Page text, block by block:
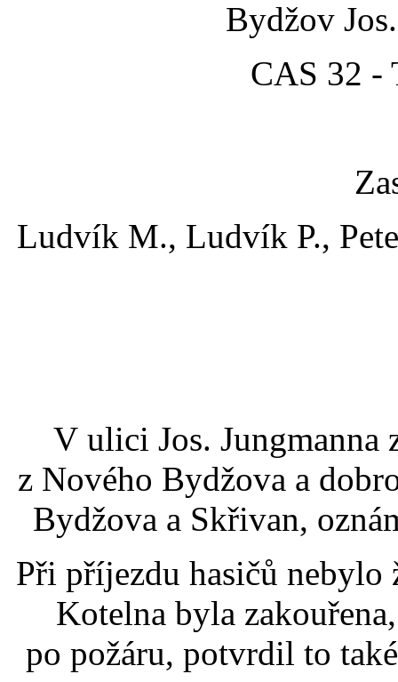
Bydžov
CAS 32
Ludvík M., Ludvík P.,
V ulici Jos. Jungmanna
z Nového Bydžova a
Bydžova a Skřivan,
Při příjezdu hasičů nebylo
Kotelna byla
po požáru, potvrdil to